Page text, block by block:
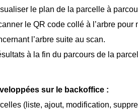
le plan de la parcelle à
le QR code collé à l’arbre pour
l’arbre suite au scan.
à la fin du parcours de la
sur le backoffice :
(liste, ajout, modification,